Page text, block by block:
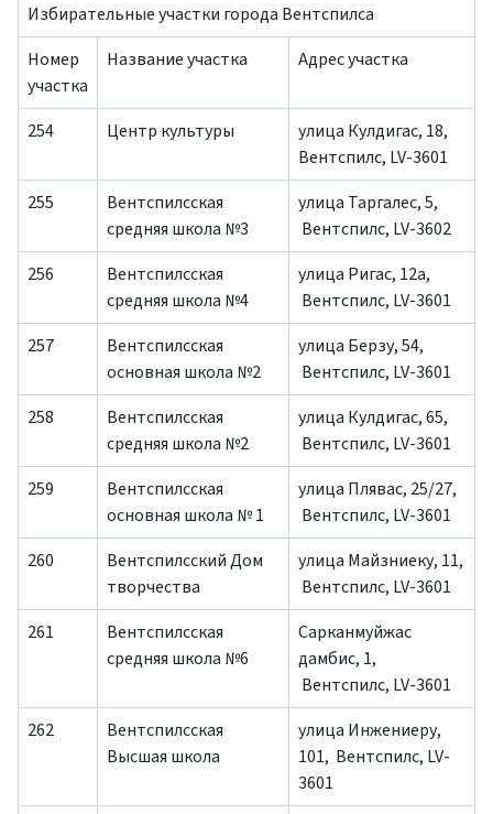
Избирательные участки города Вентспилса
Номер
участка
Название участка Адрес участка
254 Центр культуры
улица Кулдигас, 18,
Вентспилс, LV-3601
255
Вентспилсская
средняя школа №3
улица Таргалес, 5,
Вентспилс, LV-3602
256
Вентспилсская
средняя школа №4
улица Ригас, 12a,
Вентспилс, LV-3601
257
Вентспилсская
основная школа №2
улица Берзу, 54,
Вентспилс, LV-3601
258
Вентспилсская
средняя школа №2
улица Кулдигас, 65,
Вентспилс, LV-3601
259
Вентспилсская
основная школа № 1
улица Плявас, 25/27,
Вентспилс, LV-3601
260
Вентспилсский Дом
творчества
улица Майзниеку, 11,
Вентспилс, LV-3601
261
Вентспилсская
средняя школа №6
Сарканмуйжас
дамбис, 1,
Вентспилс, LV-3601
262
Вентспилсская
Высшая школа
улица Инжениеру,
101, Вентспилс, LV-
3601